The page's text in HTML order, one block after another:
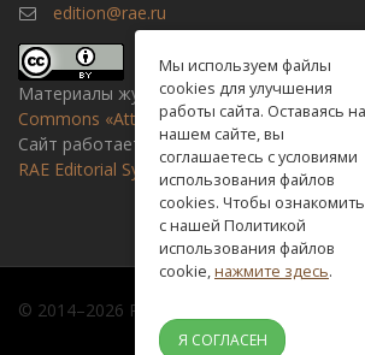
edition@rae.ru
Материалы журнала доступны по
Commons «Attribution» («Атрибуция») 4.0
Сайт работает на универсальной
RAE Editorial System
© 2014–2026 Российская академия
Мы используем файлы
cookies для улучшения
работы сайта. Оставаясь на
нашем сайте, вы
соглашаетесь с условиями
использования файлов
cookies. Чтобы
с нашей Политикой
использования файлов
cookie,нажмите здесь.
Я СОГЛАСЕН